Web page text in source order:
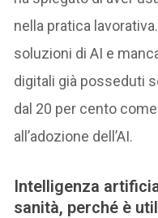
nella pratica
soluzioni di AI e
digitali già posseduti
dal 20 per cento
all’adozione dell’AI.
Intelligenza
sanità, perché è